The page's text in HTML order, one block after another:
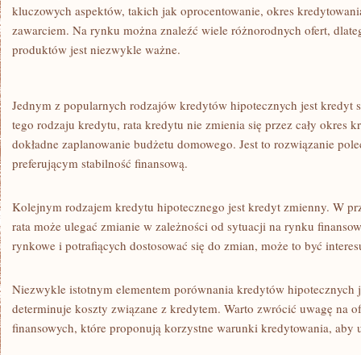
kluczowych aspektów, takich jak oprocentowanie, okres
zawarciem. Na rynku można znaleźć wiele różnorodnych ⁢ofert,‍
produktów jest niezwykle ​ważne.
Jednym ⁤z ⁤popularnych rodzajów kredytów hipotecznych jest kredyt
tego rodzaju kredytu, rata kredytu nie zmienia się przez cały ⁤okres
dokładne zaplanowanie budżetu​ domowego. Jest to rozwiązanie
preferującym stabilność finansową.
Kolejnym rodzajem kredytu hipotecznego jest ⁣kredyt zmienny. W
rata może ulegać zmianie w zależności ‍od ⁣sytuacji⁤ na rynku
rynkowe i potrafiących dostosować się do zmian, może ⁣to ‍być
Niezwykle istotnym ‌elementem porównania kredytów hipotecznych‍
determinuje koszty związane z kredytem. Warto zwrócić uwagę na⁣
finansowych, które proponują korzystne warunki kredytowania, aby